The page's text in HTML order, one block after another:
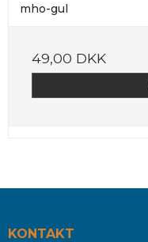
mho-gul
49,00 DKK
KONTAKT